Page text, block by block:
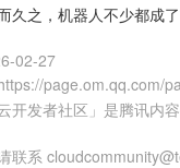
久之，机器人不少都成
02-27
page.om.qq.com/
开发者社区」是腾讯内
联系